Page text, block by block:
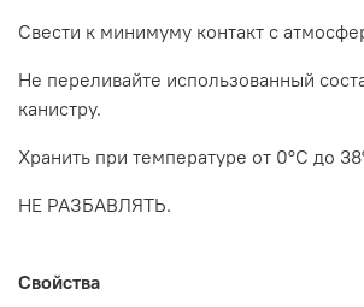
Свести к минимуму контакт с
Не переливайте использованный
канистру.
Хранить при температуре от 0°C до
НЕ РАЗБАВЛЯТЬ.
Свойства